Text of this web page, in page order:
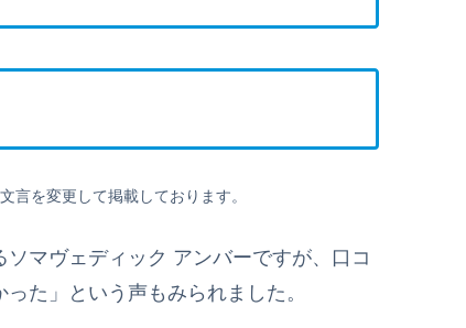
言を変更して掲載しております。
マヴェディック アンバーですが、口コ
た」という声もみられました。